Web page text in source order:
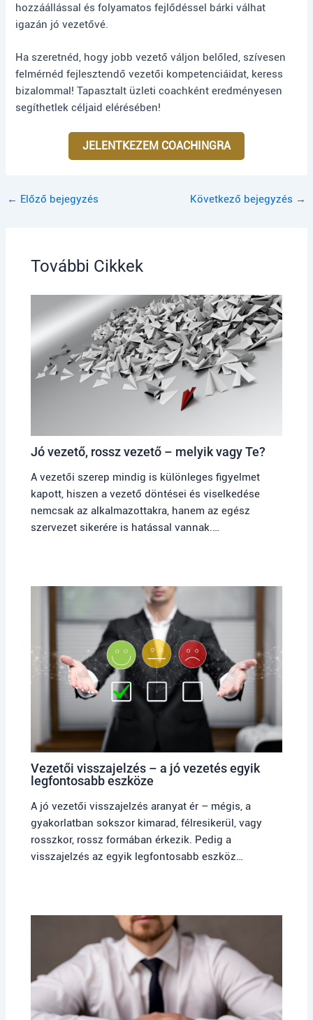
hozzáállással és folyamatos fejlődéssel bárki válhat
igazán jó vezetővé.
Ha szeretnéd, hogy jobb vezető váljon belőled, szívesen
felmérnéd fejlesztendő vezetői kompetenciáidat, keress
bizalommal! Tapasztalt üzleti coachként eredményesen
segíthetlek céljaid elérésében!
JELENTKEZEM COACHINGRA
← Előző bejegyzés Következő bejegyzés →
További Cikkek
Jó vezető, rossz vezető – melyik vagy Te?
A vezetői szerep mindig is különleges figyelmet
kapott, hiszen a vezető döntései és viselkedése
nemcsak az alkalmazottakra, hanem az egész
szervezet sikerére is hatással vannak.…
Vezetői visszajelzés – a jó vezetés egyik
legfontosabb eszköze
A jó vezetői visszajelzés aranyat ér – mégis, a
gyakorlatban sokszor kimarad, félresikerül, vagy
rosszkor, rossz formában érkezik. Pedig a
visszajelzés az egyik legfontosabb eszköz…